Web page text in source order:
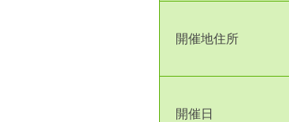
開催地住所
開催日